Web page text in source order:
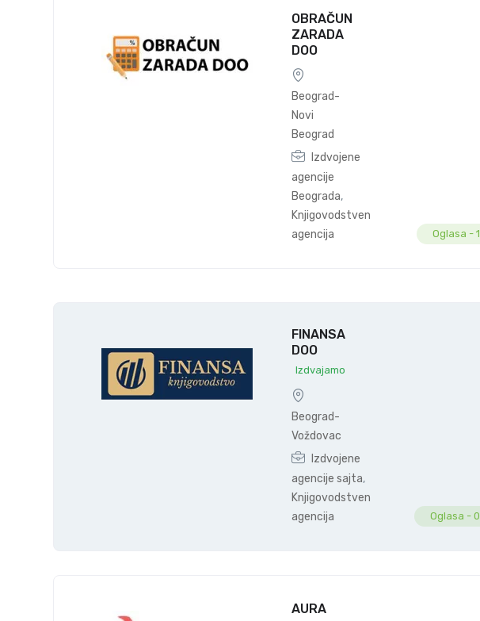
OBRAČUN
ZARADA
DOO
Beograd-
Novi
Beograd
Izdvojene
agencije
Beograda,
Knjigovodstvena
agencija
Oglasa - 1
FINANSA
DOO
Izdvajamo
Beograd-
Voždovac
Izdvojene
agencije sajta,
Knjigovodstvena
agencija
Oglasa - 0
AURA